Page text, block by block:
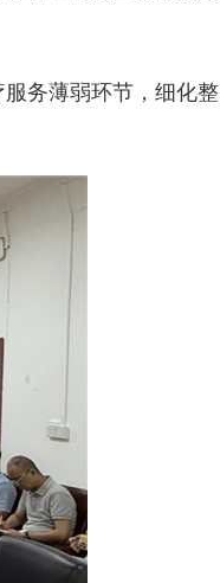
务薄弱环节，细化整